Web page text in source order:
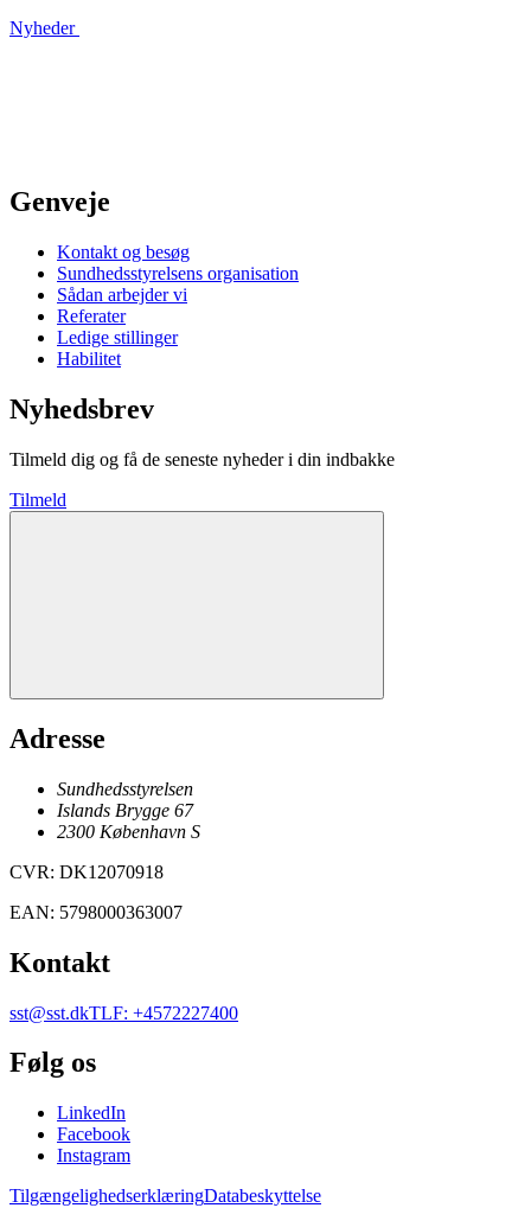
Nyheder
Genveje
Kontakt og besøg
Sundhedsstyrelsens organisation
Sådan arbejder vi
Referater
Ledige stillinger
Habilitet
Nyhedsbrev
Tilmeld dig og få de seneste nyheder i din indbakke
Tilmeld
Adresse
Sundhedsstyrelsen
Islands Brygge 67
2300 København S
CVR: DK12070918
EAN: 5798000363007
Kontakt
sst@sst.dkTLF: +4572227400
Følg os
LinkedIn
Facebook
Instagram
TilgængelighedserklæringDatabeskyttelse